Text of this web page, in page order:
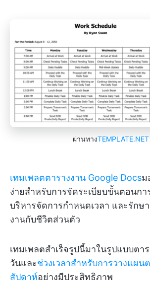
ผ่านทางTEMPLATE.NET
เทมเพลตตารางงาน Google Docsม
ง่ายสำหรับการจัดระเบียบขั้นตอนก
บริหารจัดการกำหนดเวลา และรักษ
งานกับชีวิตส่วนตัว
เทมเพลตสำเร็จรูปนี้มาในรูปแบบตา
วันและช่วงเวลาสำหรับการวางแผน
สัปดาห์อย่างมีประสิทธิภาพ